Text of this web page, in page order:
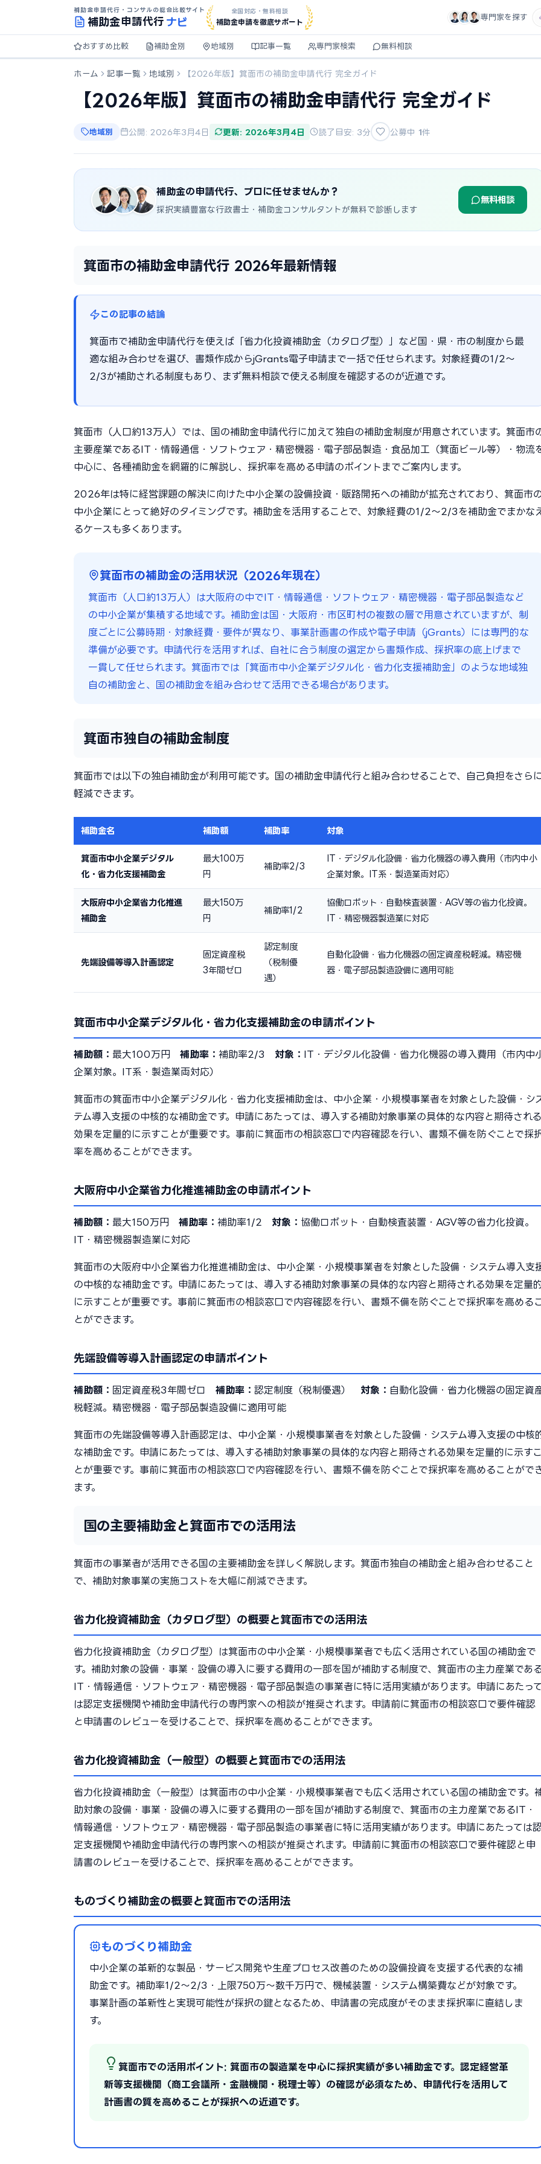
補助金申請代行・コンサルの総合比較サイト
補助金申請代行 ナビ
全国対応・無料相談
補助金申請を徹底サポート
専門家を探す
おすすめ比較 補助金別 地域別 記事一覧 専門家検索 無料相談
ホーム 記事一覧 地域別 【2026年版】箕面市の補助金申請代行 完全ガイド
【2026年版】箕面市の補助金申請代行 完全ガイド
地域別 公開: 2026年3月4日 更新: 2026年3月4日 読了目安: 3分 公募中 1件
補助金の申請代行、プロに任せませんか？
採択実績豊富な行政書士・補助金コンサルタントが無料で診断します
無料相談
箕面市の補助金申請代行 2026年最新情報
この記事の結論
箕面市で補助金申請代行を使えば「省力化投資補助金（カタログ型）」など国・県・市の制度から最
適な組み合わせを選び、書類作成からjGrants電子申請まで一括で任せられます。対象経費の1/2〜
2/3が補助される制度もあり、まず無料相談で使える制度を確認するのが近道です。
箕面市（人口約13万人）では、国の補助金申請代行に加えて独自の補助金制度が用意されています。箕面市
主要産業であるIT・情報通信・ソフトウェア・精密機器・電子部品製造・食品加工（箕面ビール等）・物流
中心に、各種補助金を網羅的に解説し、採択率を高める申請のポイントまでご案内します。
2026年は特に経営課題の解決に向けた中小企業の設備投資・販路開拓への補助が拡充されており、箕面市
中小企業にとって絶好のタイミングです。補助金を活用することで、対象経費の1/2〜2/3を補助金でまかな
るケースも多くあります。
箕面市の補助金の活用状況（2026年現在）
箕面市（人口約13万人）は大阪府の中でIT・情報通信・ソフトウェア・精密機器・電子部品製造など
の中小企業が集積する地域です。補助金は国・大阪府・市区町村の複数の層で用意されていますが、制
度ごとに公募時期・対象経費・要件が異なり、事業計画書の作成や電子申請（jGrants）には専門的な
準備が必要です。申請代行を活用すれば、自社に合う制度の選定から書類作成、採択率の底上げまで
一貫して任せられます。箕面市では「箕面市中小企業デジタル化・省力化支援補助金」のような地域独
自の補助金と、国の補助金を組み合わせて活用できる場合があります。
箕面市独自の補助金制度
箕面市では以下の独自補助金が利用可能です。国の補助金申請代行と組み合わせることで、自己負担をさらに
軽減できます。
補助金名 補助額 補助率 対象
箕面市中小企業デジタル
化・省力化支援補助金
最大100万
円
補助率2/3
IT・デジタル化設備・省力化機器の導入費用（市内中小
企業対象。IT系・製造業両対応）
大阪府中小企業省力化推進
補助金
最大150万
円
補助率1/2
協働ロボット・自動検査装置・AGV等の省力化投資。
IT・精密機器製造業に対応
先端設備等導入計画認定
固定資産税
3年間ゼロ
認定制度
（税制優
遇）
自動化設備・省力化機器の固定資産税軽減。精密機
器・電子部品製造設備に適用可能
箕面市中小企業デジタル化・省力化支援補助金の申請ポイント
補助額： 最大100万円 補助率： 補助率2/3 対象： IT・デジタル化設備・省力化機器の導入費用（市内中
企業対象。IT系・製造業両対応）
箕面市の箕面市中小企業デジタル化・省力化支援補助金は、中小企業・小規模事業者を対象とした設備・シ
テム導入支援の中核的な補助金です。申請にあたっては、導入する補助対象事業の具体的な内容と期待される
効果を定量的に示すことが重要です。事前に箕面市の相談窓口で内容確認を行い、書類不備を防ぐことで採
率を高めることができます。
大阪府中小企業省力化推進補助金の申請ポイント
補助額： 最大150万円 補助率： 補助率1/2 対象： 協働ロボット・自動検査装置・AGV等の省力化投資。
IT・精密機器製造業に対応
箕面市の大阪府中小企業省力化推進補助金は、中小企業・小規模事業者を対象とした設備・システム導入支
の中核的な補助金です。申請にあたっては、導入する補助対象事業の具体的な内容と期待される効果を定量
に示すことが重要です。事前に箕面市の相談窓口で内容確認を行い、書類不備を防ぐことで採択率を高める
とができます。
先端設備等導入計画認定の申請ポイント
補助額： 固定資産税3年間ゼロ 補助率： 認定制度（税制優遇） 対象： 自動化設備・省力化機器の固定資
税軽減。精密機器・電子部品製造設備に適用可能
箕面市の先端設備等導入計画認定は、中小企業・小規模事業者を対象とした設備・システム導入支援の中核
な補助金です。申請にあたっては、導入する補助対象事業の具体的な内容と期待される効果を定量的に示すこ
とが重要です。事前に箕面市の相談窓口で内容確認を行い、書類不備を防ぐことで採択率を高めることがで
ます。
国の主要補助金と箕面市での活用法
箕面市の事業者が活用できる国の主要補助金を詳しく解説します。箕面市独自の補助金と組み合わせること
で、補助対象事業の実施コストを大幅に削減できます。
省力化投資補助金（カタログ型）の概要と箕面市での活用法
省力化投資補助金（カタログ型）は箕面市の中小企業・小規模事業者でも広く活用されている国の補助金で
す。補助対象の設備・事業・設備の導入に要する費用の一部を国が補助する制度で、箕面市の主力産業であ
IT・情報通信・ソフトウェア・精密機器・電子部品製造の事業者に特に活用実績があります。申請にあたって
は認定支援機関や補助金申請代行の専門家への相談が推奨されます。申請前に箕面市の相談窓口で要件確認
と申請書のレビューを受けることで、採択率を高めることができます。
省力化投資補助金（一般型）の概要と箕面市での活用法
省力化投資補助金（一般型）は箕面市の中小企業・小規模事業者でも広く活用されている国の補助金です。
助対象の設備・事業・設備の導入に要する費用の一部を国が補助する制度で、箕面市の主力産業であるIT・
情報通信・ソフトウェア・精密機器・電子部品製造の事業者に特に活用実績があります。申請にあたっては
定支援機関や補助金申請代行の専門家への相談が推奨されます。申請前に箕面市の相談窓口で要件確認と申
請書のレビューを受けることで、採択率を高めることができます。
ものづくり補助金の概要と箕面市での活用法
ものづくり補助金
中小企業の革新的な製品・サービス開発や生産プロセス改善のための設備投資を支援する代表的な補
助金です。補助率1/2〜2/3・上限750万〜数千万円で、機械装置・システム構築費などが対象です。
事業計画の革新性と実現可能性が採択の鍵となるため、申請書の完成度がそのまま採択率に直結しま
す。
箕面市での活用ポイント: 箕面市の製造業を中心に採択実績が多い補助金です。認定経営革
新等支援機関（商工会議所・金融機関・税理士等）の確認が必須なため、申請代行を活用して
計画書の質を高めることが採択への近道です。